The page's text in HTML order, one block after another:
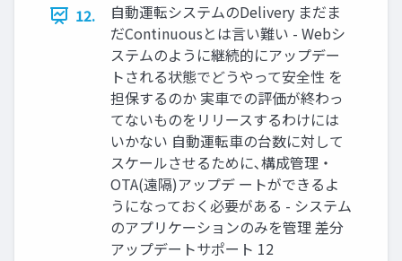
12.
自動運転システムのDelivery まだま
だContinuousとは言い難い - Webシ
ステムのように継続的にアップデー
トされる状態でどうやって安全性 を
担保するのか 実車での評価が終わっ
てないものをリリースするわけには
いかない 自動運転車の台数に対して
スケールさせるために､構成管理・
OTA(遠隔)アップデ ートができるよ
うになっておく必要がある - システム
のアプリケーションのみを管理 差分
アップデートサポート 12